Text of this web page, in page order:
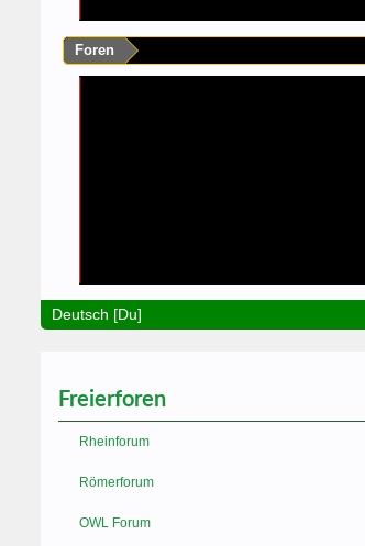
Foren
Deutsch [Du]
Freierforen
Rheinforum
Römerforum
OWL Forum